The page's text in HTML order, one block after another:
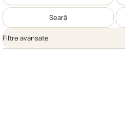
Seară
Filtre avansate